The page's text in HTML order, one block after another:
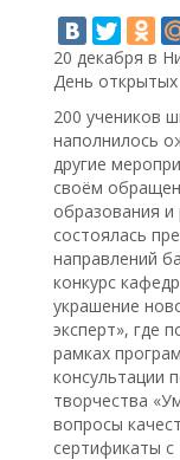
20 декабря в
День
200 учеников
наполнилось
другие
своём
образования
состоялась
направлений
конкурс
украшение
эксперт», где
рамках
консультации
творчества
вопросы
сертификаты с